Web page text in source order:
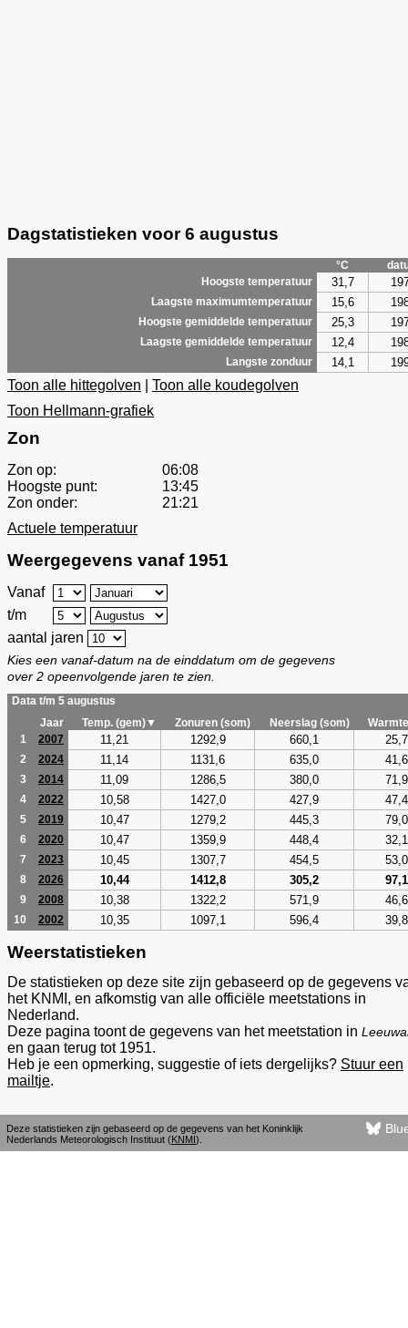
Dagstatistieken voor 6 augustus
°C
Hoogste temperatuur
31,7
Laagste maximumtemperatuur 15,6
Hoogste gemiddelde temperatuur 25,3
Laagste gemiddelde temperatuur 12,4
Langste zonduur 14,1
Toon alle hittegolven
Toon alle koudegolven
Toon Hellmann-grafiek
Zon
Zon op:
06:08
Hoogste punt:
13:45
Zon onder:
21:21
Actuele temperatuur
Weergegevens vanaf 1951
Vanaf
t/m
aantal jaren
Kies een vanaf-datum na de einddatum om de gegevens
over 2 opeenvolgende jaren te zien.
Data t/m 5 augustus
Jaar
Temp. (gem)▼ Zonuren (som) Neerslag (som)
1
2007 11,21 1292,9 660,1 25,7
2 2024 11,14 1131,6 635,0 41,6
3 2014 11,09 1286,5 380,0 71,9
4 2022 10,58 1427,0 427,9 47,4
5 2019 10,47 1279,2 445,3 79,0
6 2020 10,47 1359,9 448,4 32,1
7 2023 10,45 1307,7 454,5 53,0
8 2026 10,44 1412,8 305,2 97,1
9 2008 10,38 1322,2 571,9 46,6
10 2002 10,35 1097,1 596,4 39,8
Weerstatistieken
De statistieken op deze site zijn gebaseerd op de gegevens
het KNMI, en afkomstig van alle officiële meetstations in
Nederland.
Deze pagina toont de gegevens van het meetstation in
en gaan terug tot 1951.
Heb je een opmerking, suggestie of iets dergelijks? Stuur een
mailtje.
Deze statistieken zijn gebaseerd op de gegevens van het Koninklijk
Nederlands Meteorologisch Instituut (KNMI).